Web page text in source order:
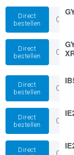
Direct
bestellen
Netfilter
XR-
HR
aantal
Direct
bestellen
sensor
aantal
Direct
bestellen
IB5902
Interface
Print
aantal
Direct
bestellen
IE2510
2.5
KW
aantal
Direct
IE2512